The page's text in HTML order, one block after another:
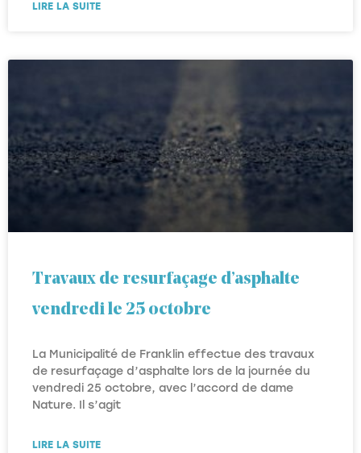
LIRE LA SUITE
Travaux de resurfaçage d’asphalte
vendredi le 25 octobre
La Municipalité de Franklin effectue des travaux
de resurfaçage d’asphalte lors de la journée du
vendredi 25 octobre, avec l’accord de dame
Nature. Il s’agit
LIRE LA SUITE